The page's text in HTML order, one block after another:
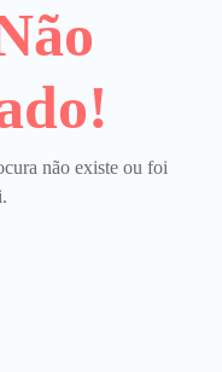
não existe ou foi